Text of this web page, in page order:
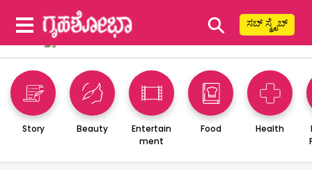
⚲ ಸಬ್ ಸ್ಕ್ರೈಬ್
Story Beauty
Entertain
ment
Food Health